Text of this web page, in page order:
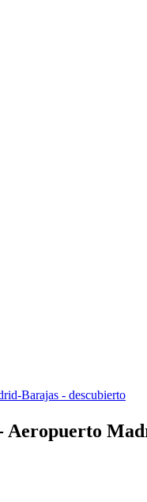
Barajas - descubierto